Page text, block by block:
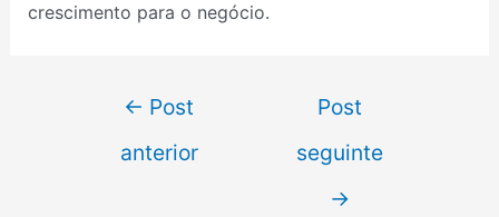
crescimento para o negócio.
← Post
anterior
Post
seguinte
→